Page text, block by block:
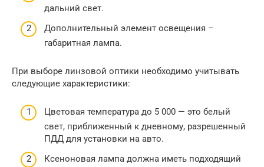
дальний свет.
Дополнительный элемент освещения –
габаритная лампа.
При выборе линзовой оптики необходимо учитывать
следующие характеристики:
Цветовая температура до 5 000 — это белый
свет, приближенный к дневному, разрешенный
ПДД для установки на авто.
Ксеноновая лампа должна иметь подходящий